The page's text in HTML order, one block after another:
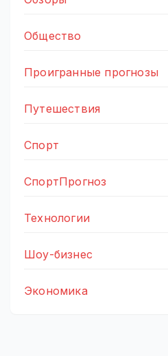
Общество
Проигранные прогнозы
Путешествия
Спорт
СпортПрогноз
Технологии
Шоу-бизнес
Экономика